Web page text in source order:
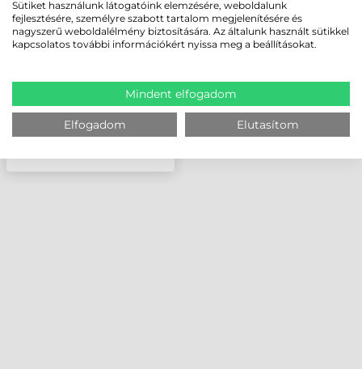
TERMINÁLHOZ
Sütiket használunk látogatóink elemzésére, weboldalunk
fejlesztésére, személyre szabott tartalom megjelenítésére és
nagyszerű weboldalélmény biztosítására. Az általunk használt sütikkel
kapcsolatos további információkért nyissa meg a beállításokat.
Mindent elfogadom
Elfogadom Elutasítom